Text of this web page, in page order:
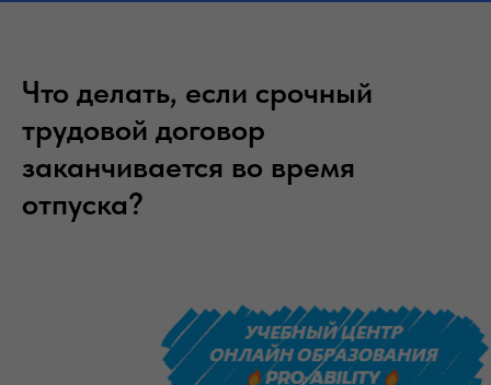
Что делать, если срочный
трудовой договор
заканчивается во время
отпуска?